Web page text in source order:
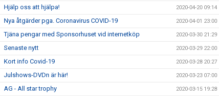
Hjälp oss att hjälpa! 2020-04-20 09:14
Nya åtgärder pga. Coronavirus COVID-19 2020-04-01 23:00
Tjäna pengar med Sponsorhuset vid internetköp 2020-03-30 21:29
Senaste nytt 2020-03-29 22:00
Kort info Covid-19 2020-03-28 20:27
Julshows-DVDn är här! 2020-03-23 07:00
AG - All star trophy 2020-03-15 19:28